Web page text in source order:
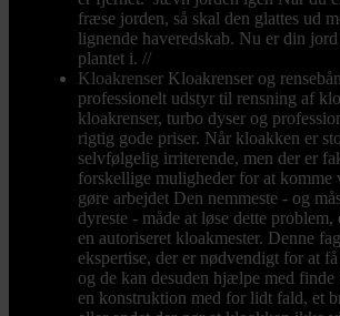
fræse jorden, så skal den glattes ud
lignende haveredskab. Nu er din
plantet i. //
Kloakrenser Kloakrenser og
professionelt udstyr til rensning af
kloakrenser, turbo dyser og
rigtig gode priser. Når kloakken er
selvfølgelig irriterende, men der er
forskellige muligheder for at
gøre arbejdet Den nemmeste - og
dyreste - måde at løse dette
en autoriseret kloakmester. Denne
ekspertise, der er nødvendigt for at
og de kan desuden hjælpe med
en konstruktion med for lidt fald, et